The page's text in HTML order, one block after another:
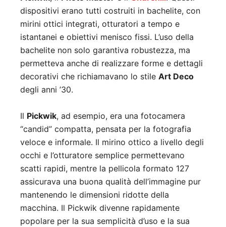
dispositivi erano tutti costruiti in bachelite, con
mirini ottici integrati, otturatori a tempo e
istantanei e obiettivi menisco fissi. L’uso della
bachelite non solo garantiva robustezza, ma
permetteva anche di realizzare forme e dettagli
decorativi che richiamavano lo stile Art Deco
degli anni ’30.
Il Pickwik, ad esempio, era una fotocamera
“candid” compatta, pensata per la fotografia
veloce e informale. Il mirino ottico a livello degli
occhi e l’otturatore semplice permettevano
scatti rapidi, mentre la pellicola formato 127
assicurava una buona qualità dell’immagine pur
mantenendo le dimensioni ridotte della
macchina. Il Pickwik divenne rapidamente
popolare per la sua semplicità d’uso e la sua